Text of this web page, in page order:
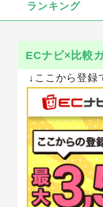
ランキング
ECナビ×比較
↓ここから登録